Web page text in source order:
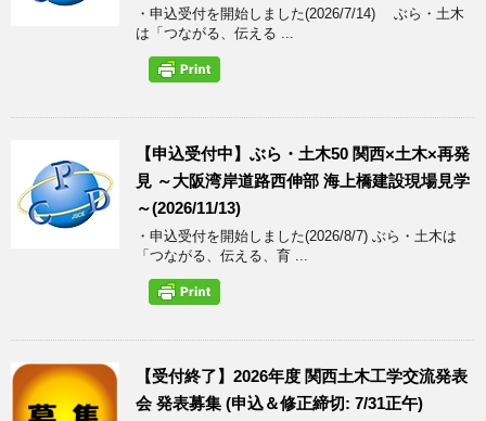
・申込受付を開始しました(2026/7/14) ぶら・土木
は「つながる、伝える ...
【申込受付中】ぶら・土木50 関西×土木×再発
見 ～大阪湾岸道路西伸部 海上橋建設現場見学
～(2026/11/13)
・申込受付を開始しました(2026/8/7) ぶら・土木は
「つながる、伝える、育 ...
【受付終了】2026年度 関西土木工学交流発表
会 発表募集 (申込＆修正締切: 7/31正午)